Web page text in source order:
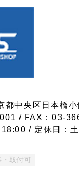
中央区日本橋小
/ FAX：03-
/ 定休日：
・取付可